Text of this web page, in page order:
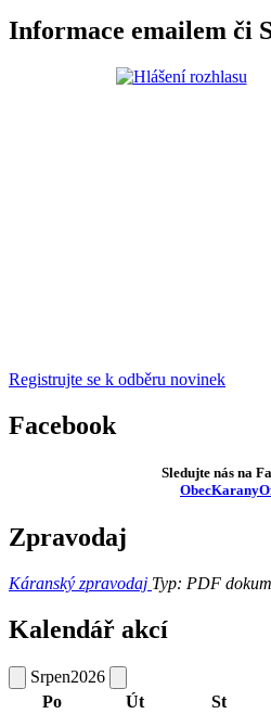
Informace emailem či
Registrujte se k odběru novinek
Facebook
Sledujte nás na
Zpravodaj
Káranský zpravodaj Typ: PDF
Kalendář akcí
Srpen2026
Po
Út St